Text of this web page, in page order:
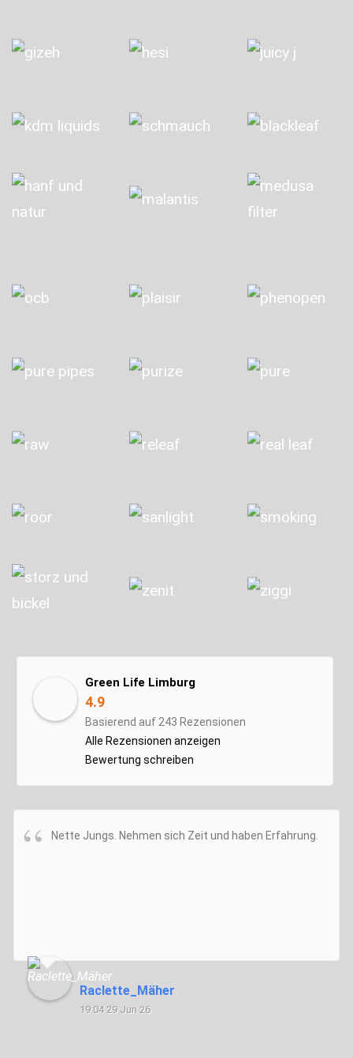
Green Life Limburg
4.9
Basierend auf 243 Rezensionen
Alle Rezensionen anzeigen
Bewertung schreiben
Nette Jungs. Nehmen sich Zeit und haben Erfahrung.
Raclette_Mäher
19:04 29 Jun 26